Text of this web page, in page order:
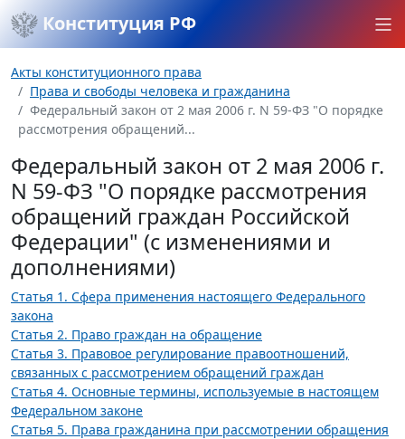
Конституция РФ
Акты конституционного права
Права и свободы человека и гражданина
Федеральный закон от 2 мая 2006 г. N 59-ФЗ "О порядке
рассмотрения обращений...
Федеральный закон от 2 мая 2006 г.
N 59-ФЗ "О порядке рассмотрения
обращений граждан Российской
Федерации" (с изменениями и
дополнениями)
Статья 1. Сфера применения настоящего Федерального
закона
Статья 2. Право граждан на обращение
Статья 3. Правовое регулирование правоотношений,
связанных с рассмотрением обращений граждан
Статья 4. Основные термины, используемые в настоящем
Федеральном законе
Статья 5. Права гражданина при рассмотрении обращения